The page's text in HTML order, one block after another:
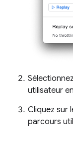
utilisateur
Cliquez sur
parcours